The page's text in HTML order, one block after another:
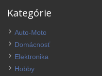
Kategórie
Auto-Moto
Domácnosť
Elektronika
Hobby